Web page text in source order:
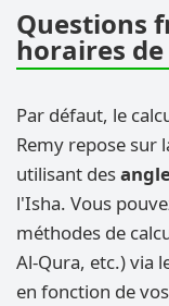
Questions
horaires
Par défaut, le
Remy repose sur
utilisant des
l'Isha. Vous
méthodes de
Al-Qura, etc.) via
en fonction de